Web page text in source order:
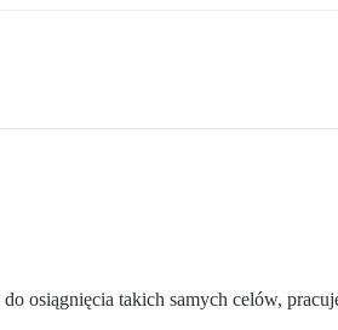
osiągnięcia takich samych celów,